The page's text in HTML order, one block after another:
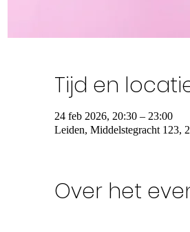
Tijd en
24 feb 2026, 20:30 – 23:00
Leiden, Middelstegracht 123,
Over het